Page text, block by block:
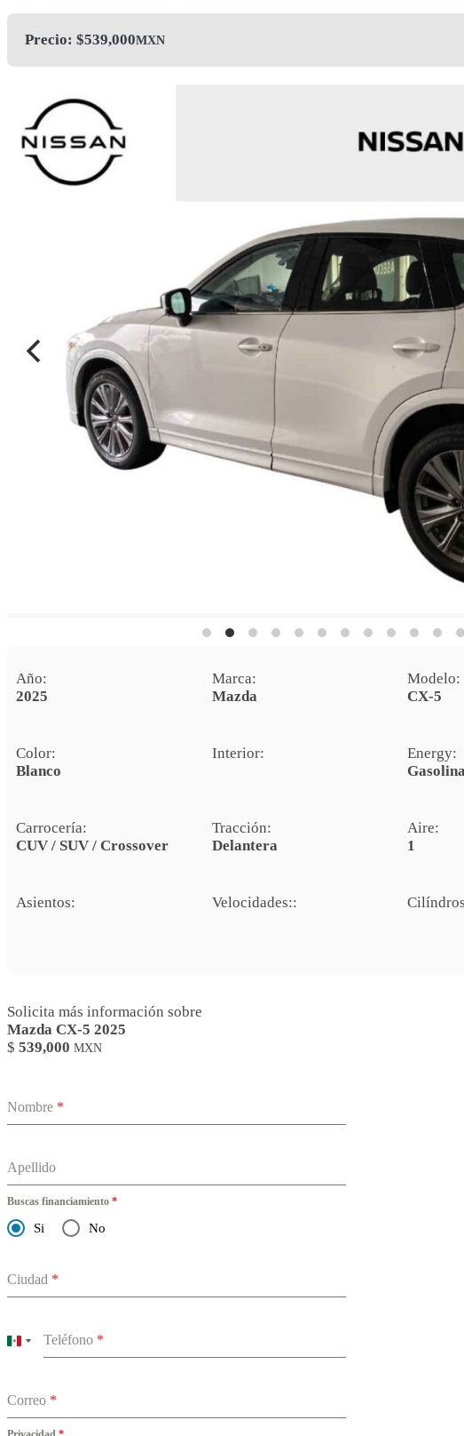
Precio: $539,000MXN
Año:
2025
Marca:
Mazda
Modelo:
CX-5
Color:
Blanco
Interior:
Energy:
Carrocería:
CUV / SUV / Crossover
Tracción:
Delantera
Aire:
1
Asientos: Velocidades::
Solicita más información sobre
Mazda CX-5 2025
$ 539,000 MXN
Nombre *
Apellido
Buscas financiamiento *
Si No
Ciudad *
Teléfono *
Mexico
Correo *